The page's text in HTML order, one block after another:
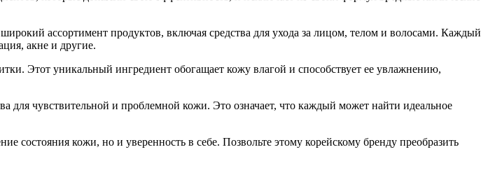
ассортимент продуктов, включая средства для ухода за лицом, телом и волосами. Каждый
акне и другие.
Этот уникальный ингредиент обогащает кожу влагой и способствует ее увлажнению,
для чувствительной и проблемной кожи. Это означает, что каждый может найти идеальное
состояния кожи, но и уверенность в себе. Позвольте этому корейскому бренду преобразить